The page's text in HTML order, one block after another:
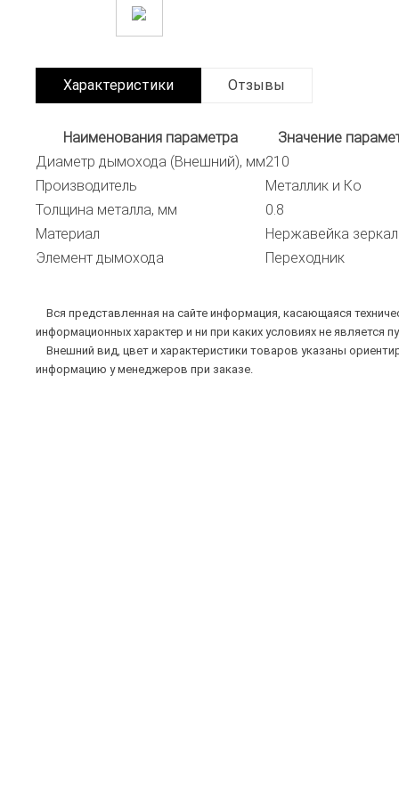
Характеристики Отзывы
Наименования параметра
Значение
Диаметр дымохода (Внешний), мм210
Производитель
Металлик и Ко
Толщина металла, мм
0.8
Материал
Нержавейка
Элемент дымохода
Переходник
Вся представленная на сайте информация, касающаяся
информационных характер и ни при каких условиях не
Внешний вид, цвет и характеристики товаров указаны
информацию у менеджеров при заказе.